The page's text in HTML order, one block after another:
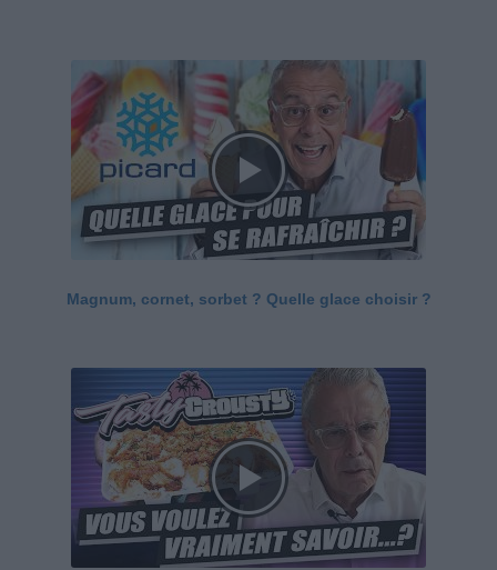
Magnum, cornet, sorbet ? Quelle glace choisir ?